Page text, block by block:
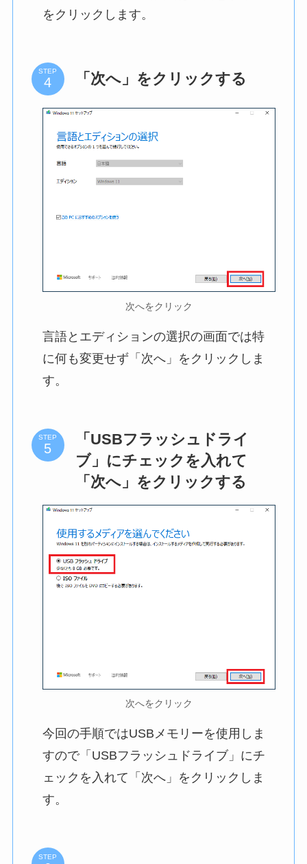
をクリックします。
STEP 「次へ」をクリックする
次へをクリック
言語とエディションの選択の画面では特
に何も変更せず「次へ」をクリックしま
す。
STEP
「USBフラッシュドライ
ブ」にチェックを入れて
「次へ」をクリックする
次へをクリック
今回の手順ではUSBメモリーを使用しま
すので「USBフラッシュドライブ」にチ
ェックを入れて「次へ」をクリックしま
す。
STEP